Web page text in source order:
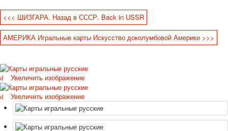
8 марта
23 февраля
Поздравляю
С днём рождения!
1 мая
Октябрьская революция
С рождеством
Пасха
9 мая - день победы
<<< ШИЗГАРА. Назад в СССР. Back in USSR
АМЕРИКА Игральные карты Искусство доколумбовой Америки >>>
Увеличить изображение
Увеличить изображение